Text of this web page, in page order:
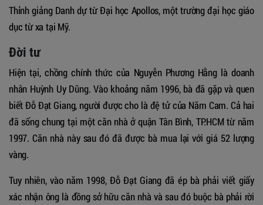
Thỉnh giảng Danh dự từ Đại học Apollos, một trường đại học giáo
dục từ xa tại Mỹ.
Đời tư
Hiện tại, chồng chính thức của Nguyễn Phương Hằng là doanh
nhân Huỳnh Uy Dũng. Vào khoảng năm 1996, bà đã gặp và quen
biết Đỗ Đạt Giang, người được cho là đệ tử của Năm Cam. Cả hai
đã sống chung tại một căn nhà ở quận Tân Bình, TP.HCM từ năm
1997. Căn nhà này sau đó đã được bà mua lại với giá 52 lượng
vàng.
Tuy nhiên, vào năm 1998, Đỗ Đạt Giang đã ép bà phải viết giấy
xác nhận ông là đồng sở hữu căn nhà và sau đó buộc bà phải rời